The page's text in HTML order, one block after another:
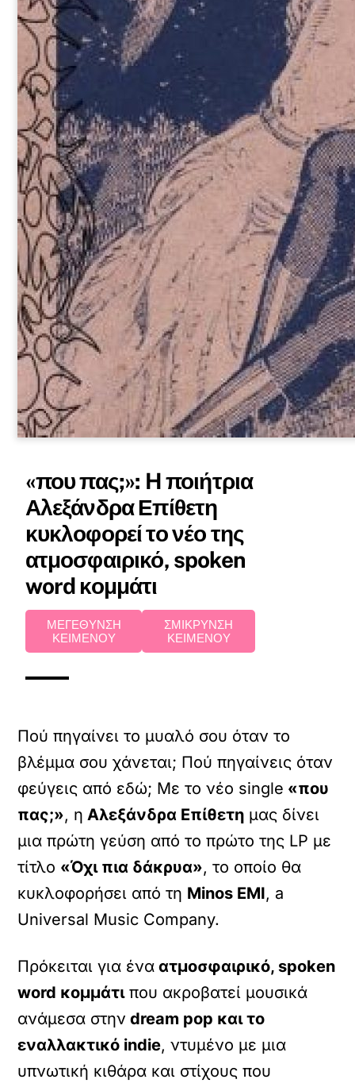
«που πας;»: H ποιήτρια
Αλεξάνδρα Επίθετη
κυκλοφορεί το νέο της
ατμοσφαιρικό, spoken
word κομμάτι
ΜΕΓΕΘΥΝΣΗ
ΚΕΙΜΕΝΟΥ
ΣΜΙΚΡΥΝΣΗ
ΚΕΙΜΕΝΟΥ
Πού πηγαίνει το μυαλό σου όταν το
βλέμμα σου χάνεται; Πού πηγαίνεις όταν
φεύγεις από εδώ; Με το νέο single «που
πας;», η Αλεξάνδρα Επίθετη μας δίνει
μια πρώτη γεύση από το πρώτο της LP με
τίτλο «Όχι πια δάκρυα», το οποίο θα
κυκλοφορήσει από τη Minos EMI, a
Universal Music Company.
Πρόκειται για ένα ατμοσφαιρικό, spoken
word κομμάτιπου ακροβατεί μουσικά
ανάμεσα στην dream pop και το
εναλλακτικό indie, ντυμένο με μια
υπνωτική κιθάρα και στίχους που